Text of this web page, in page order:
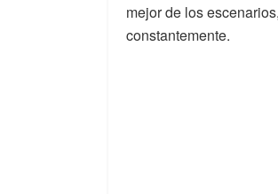
mejor de los
constantemente.